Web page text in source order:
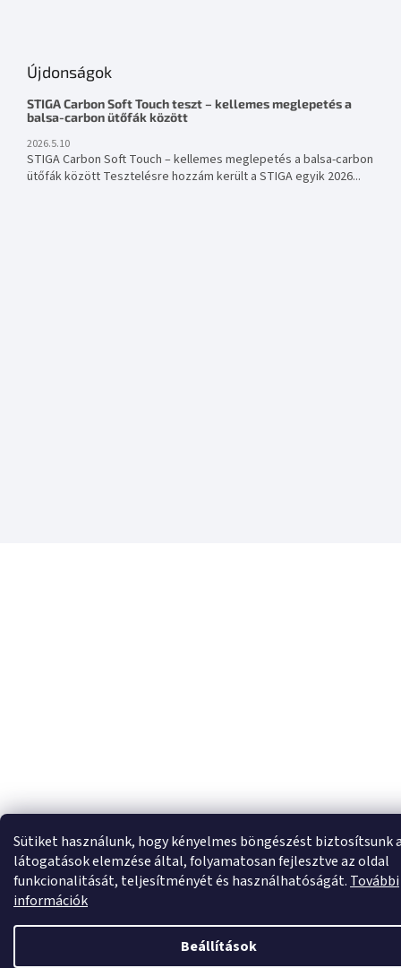
Sütiket használunk, hogy kényelmes böngészést biztosítsunk
látogatások elemzése által, folyamatosan fejlesztve az oldal
funkcionalitását, teljesítményét és használhatóságát. További
információk
Beállítások
Újdonságok
STIGA Carbon Soft Touch teszt – kellemes meglepetés a
balsa-carbon ütőfák között
2026.5.10
STIGA Carbon Soft Touch – kellemes meglepetés a balsa-carbon
ütőfák között Tesztelésre hozzám került a STIGA egyik 2026...